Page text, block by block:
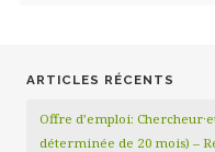
ARTICLES RÉCENTS
Offre d’emploi:
déterminée de 20 mois) –